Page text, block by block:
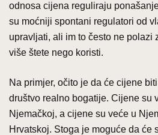
odnosa cijena reguliraju
su moćniji spontani regulatori od
upravljati, ali im to često ne polazi
više štete nego koristi.
Na primjer, očito je da će cijene
društvo realno bogatije. Cijene su
Njemačkoj, a cijene su veće u
Hrvatskoj. Stoga je moguće da će